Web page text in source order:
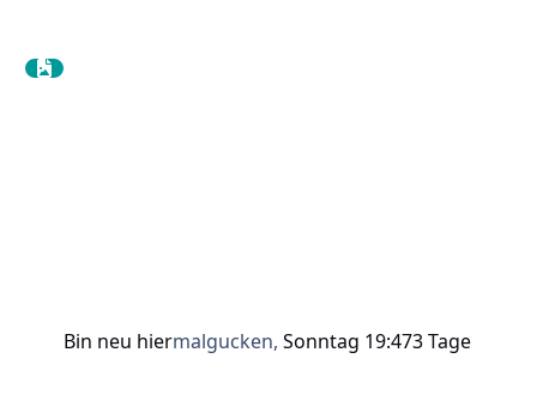
Bin neu hiermalgucken, Sonntag 19:473 Tage